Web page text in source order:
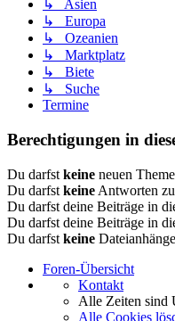
↳ Asien
↳ Europa
↳ Ozeanien
↳ Marktplatz
↳ Biete
↳ Suche
Termine
Berechtigungen in
Du darfst keine neuen
Du darfst keine Antworten
Du darfst deine Beiträge in
Du darfst deine Beiträge in
Du darfst keine
Foren-Übersicht
Kontakt
Alle Zeiten sind
Alle Cookies